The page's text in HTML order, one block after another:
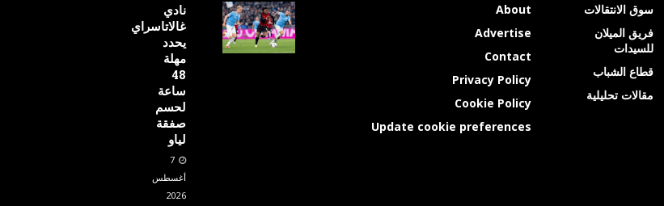
سوق الانتقالات
فريق الميلان
للسيدات
قطاع الشباب
مقالات تحليلية
About
Advertise
Contact
Privacy Policy
Cookie Policy
Update cookie preferences
نادي
غالاتاسراي
يحدد
مهلة
48
ساعة
لحسم
صفقة
لياو
7
أغسطس
2026